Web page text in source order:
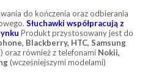
do kończenia oraz odbierania
Słuchawki współpracują z
Produkt przystosowany jest do
Blackberry, HTC, Samsung
oraz również z telefonami Nokii,
(wcześniejszymi modelami)